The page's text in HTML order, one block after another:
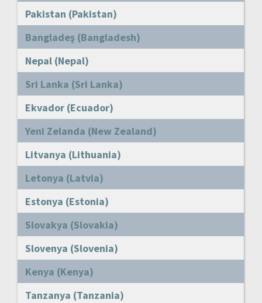
Pakistan (Pakistan)
Bangladeş (Bangladesh)
Nepal (Nepal)
Sri Lanka (Sri Lanka)
Ekvador (Ecuador)
Yeni Zelanda (New Zealand)
Litvanya (Lithuania)
Letonya (Latvia)
Estonya (Estonia)
Slovakya (Slovakia)
Slovenya (Slovenia)
Kenya (Kenya)
Tanzanya (Tanzania)